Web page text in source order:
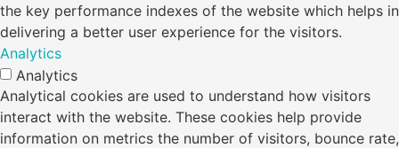
the key performance indexes of the website which helps in
delivering a better user experience for the visitors.
Analytics
Analytics
Analytical cookies are used to understand how visitors
interact with the website. These cookies help provide
information on metrics the number of visitors, bounce rate,